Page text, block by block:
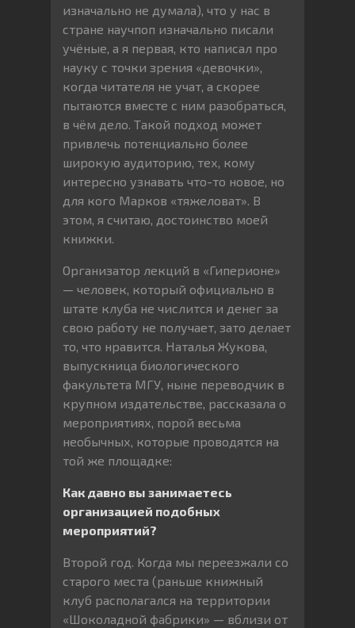
изначально не думала), что у нас в
стране научпоп изначально писали
учёные, а я первая, кто написал про
науку с точки зрения «девочки»,
когда читателя не учат, а скорее
пытаются вместе с ним разобраться,
в чём дело. Такой подход может
привлечь потенциально более
широкую аудиторию, тех, кому
интересно узнавать что-то новое, но
для кого Марков «тяжеловат». В
этом, я считаю, достоинство моей
книжки.
Организатор лекций в «Гиперионе»
— человек, который официально в
штате клуба не числится и денег за
свою работу не получает, зато делает
то, что нравится. Наталья Жукова,
выпускница биологического
факультета МГУ, ныне переводчик в
крупном издательстве, рассказала о
мероприятиях, порой весьма
необычных, которые проводятся на
той же площадке:
Как давно вы занимаетесь
организацией подобных
мероприятий?
Второй год. Когда мы переезжали со
старого места (раньше книжный
клуб располагался на территории
«Шоколадной фабрики» — вблизи от